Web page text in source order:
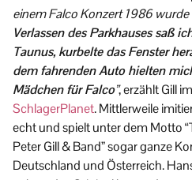
einem Falco Konzert 1986
Verlassen des Parkhauses saß
Taunus, kurbelte das Fenster
dem fahrenden Auto hielten
Mädchen für Falco”, erzählt Gill im
SchlagerPlanet. Mittlerweile
echt und spielt unter dem Motto
Peter Gill & Band” sogar ganze
Deutschland und Österreich.